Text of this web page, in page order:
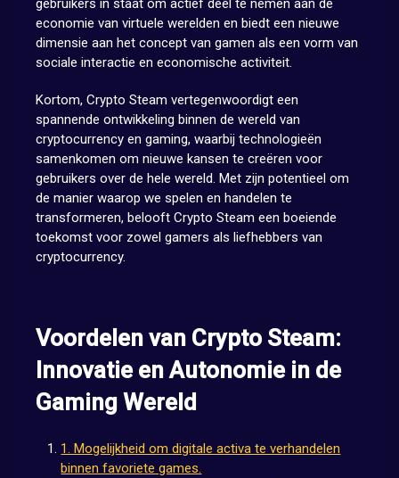
gebruikers in staat om actief deel te nemen aan de
economie van virtuele werelden en biedt een nieuwe
dimensie aan het concept van gamen als een vorm van
sociale interactie en economische activiteit.
Kortom, Crypto Steam vertegenwoordigt een
spannende ontwikkeling binnen de wereld van
cryptocurrency en gaming, waarbij technologieën
samenkomen om nieuwe kansen te creëren voor
gebruikers over de hele wereld. Met zijn potentieel om
de manier waarop we spelen en handelen te
transformeren, belooft Crypto Steam een boeiende
toekomst voor zowel gamers als liefhebbers van
cryptocurrency.
Voordelen van Crypto Steam:
Innovatie en Autonomie in de
Gaming Wereld
1. Mogelijkheid om digitale activa te verhandelen
binnen favoriete games.